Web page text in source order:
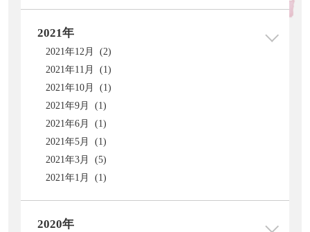
2021年
2021年12月 (2)
2021年11月 (1)
2021年10月 (1)
2021年9月 (1)
2021年6月 (1)
2021年5月 (1)
2021年3月 (5)
2021年1月 (1)
2020年